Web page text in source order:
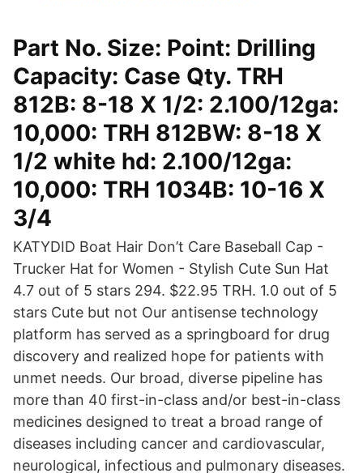
Part No. Size: Point: Drilling
Capacity: Case Qty. TRH
812B: 8-18 X 1/2: 2.100/12ga:
10,000: TRH 812BW: 8-18 X
1/2 white hd: 2.100/12ga:
10,000: TRH 1034B: 10-16 X
3/4
KATYDID Boat Hair Don’t Care Baseball Cap -
Trucker Hat for Women - Stylish Cute Sun Hat
4.7 out of 5 stars 294. $22.95 TRH. 1.0 out of 5
stars Cute but not Our antisense technology
platform has served as a springboard for drug
discovery and realized hope for patients with
unmet needs. Our broad, diverse pipeline has
more than 40 first-in-class and/or best-in-class
medicines designed to treat a broad range of
diseases including cancer and cardiovascular,
neurological, infectious and pulmonary diseases.